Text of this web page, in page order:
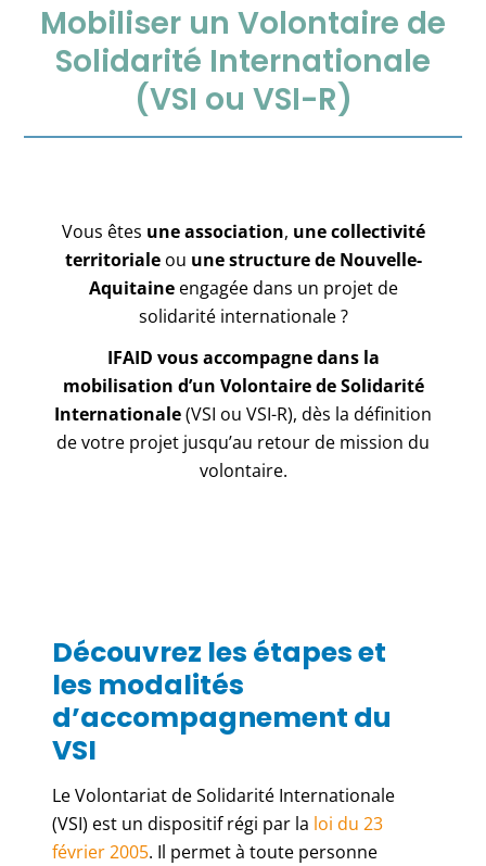
Mobiliser un Volontaire de
Solidarité Internationale
(VSI ou VSI-R)
Vous êtes une association, une collectivité
territorialeou une structure de Nouvelle-
Aquitaineengagée dans un projet de
solidarité internationale ?
IFAID vous accompagne dans la
mobilisation d’un Volontaire de Solidarité
Internationale(VSI ou VSI-R), dès la définition
de votre projet jusqu’au retour de mission du
volontaire.
Découvrez les étapes et
les modalités
d’accompagnement du
VSI
Le Volontariat de Solidarité Internationale
(VSI) est un dispositif régi par la loi du 23
février 2005. Il permet à toute personne